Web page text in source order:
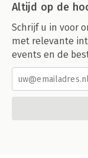
Altijd op de
Schrijf u in voor
met relevante
events en de